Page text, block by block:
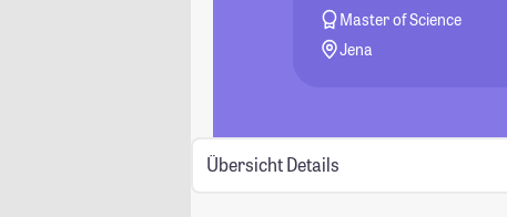
Master of Science
Jena
Übersicht Details